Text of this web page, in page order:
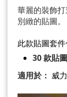
華麗的裝飾
別緻的貼圖。
此款貼圖套件
30 款貼圖
適用於： 威